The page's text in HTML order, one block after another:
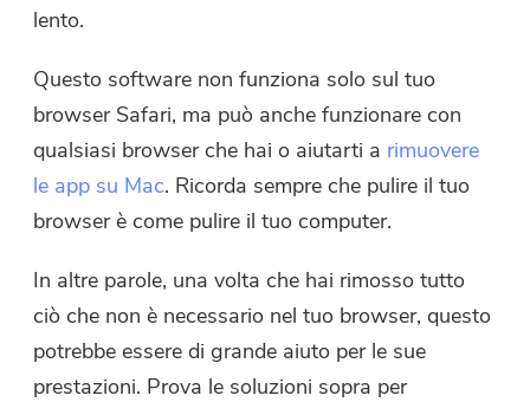
lento.
Questo software non funziona solo sul tuo
browser Safari, ma può anche funzionare con
qualsiasi browser che hai o aiutarti a rimuovere
le app su Mac. Ricorda sempre che pulire il tuo
browser è come pulire il tuo computer.
In altre parole, una volta che hai rimosso tutto
ciò che non è necessario nel tuo browser, questo
potrebbe essere di grande aiuto per le sue
prestazioni. Prova le soluzioni sopra per